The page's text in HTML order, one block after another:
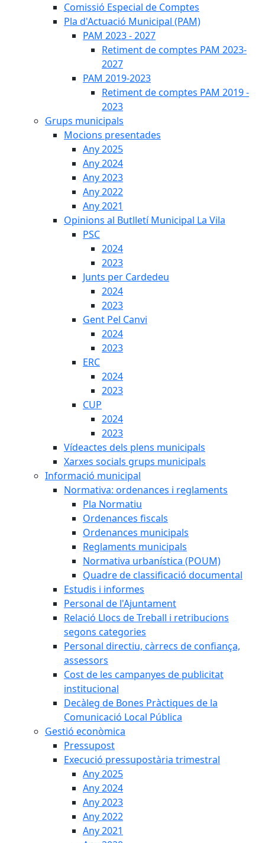
Comissió Especial de Comptes
Pla d'Actuació Municipal (PAM)
PAM 2023 - 2027
Retiment de comptes PAM 2023-
2027
PAM 2019-2023
Retiment de comptes PAM 2019 -
2023
Grups municipals
Mocions presentades
Any 2025
Any 2024
Any 2023
Any 2022
Any 2021
Opinions al Butlletí Municipal La Vila
PSC
2024
2023
Junts per Cardedeu
2024
2023
Gent Pel Canvi
2024
2023
ERC
2024
2023
CUP
2024
2023
Vídeactes dels plens municipals
Xarxes socials grups municipals
Informació municipal
Normativa: ordenances i reglaments
Pla Normatiu
Ordenances fiscals
Ordenances municipals
Reglaments municipals
Normativa urbanística (POUM)
Quadre de classificació documental
Estudis i informes
Personal de l'Ajuntament
Relació Llocs de Treball i retribucions
segons categories
Personal directiu, càrrecs de confiança,
assessors
Cost de les campanyes de publicitat
institucional
Decàleg de Bones Pràctiques de la
Comunicació Local Pública
Gestió econòmica
Pressupost
Execució pressupostària trimestral
Any 2025
Any 2024
Any 2023
Any 2022
Any 2021